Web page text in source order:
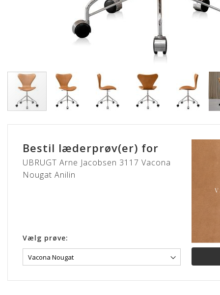
til
Bestil læderprøv(er) for
UBRUGT Arne Jacobsen 3117 Vacona
Nougat Anilin
Vælg prøve: